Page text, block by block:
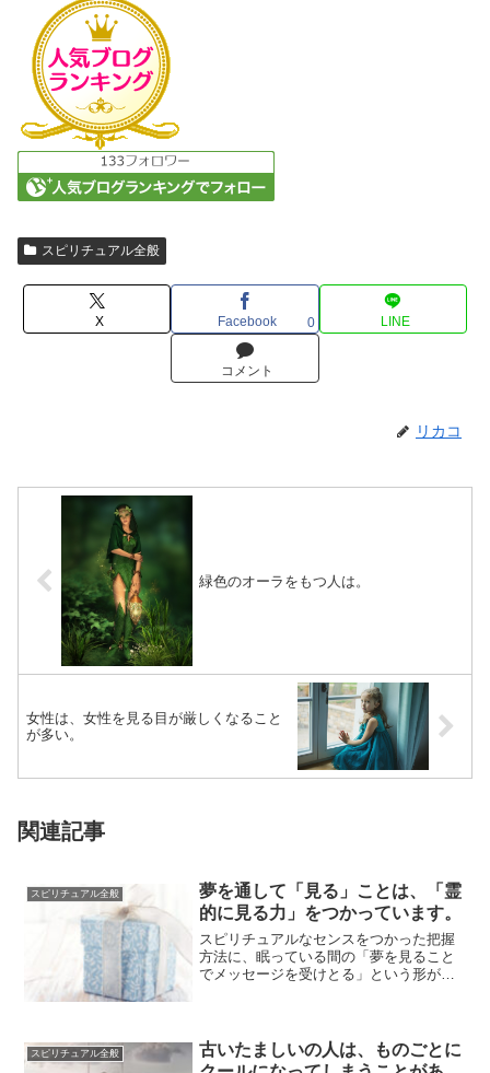
スピリチュアル全般
X Facebook 0 LINE
コメント
リカコ
緑色のオーラをもつ人は。
女性は、女性を見る目が厳しくなること
が多い。
関連記事
スピリチュアル全般
夢を通して「見る」ことは、「霊
的に見る力」をつかっています。
スピリチュアルなセンスをつかった把握
方法に、眠っている間の「夢を見ること
でメッセージを受けとる」という形があ
スピリチュアル全般
古いたましいの人は、ものごとに